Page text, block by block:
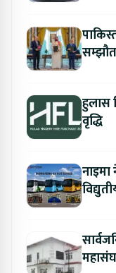
हुलास
वृद्धि